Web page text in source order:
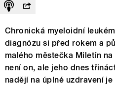
Chronická myeloidní
diagnózu si před rokem a
malého městečka Miletín
není on, ale jeho dnes
nadějí na úplné uzdravení